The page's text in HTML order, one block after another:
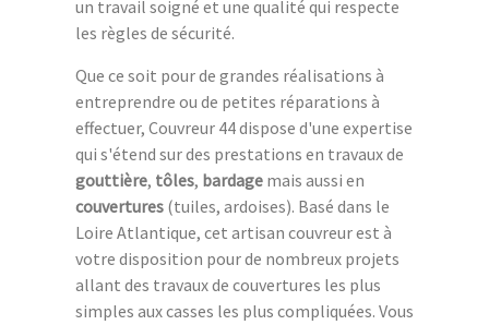
un travail soigné et une qualité qui respecte
les règles de sécurité.
Que ce soit pour de grandes réalisations à
entreprendre ou de petites réparations à
effectuer, Couvreur 44 dispose d'une expertise
qui s'étend sur des prestations en travaux de
gouttière, tôles, bardage mais aussi en
couvertures (tuiles, ardoises). Basé dans le
Loire Atlantique, cet artisan couvreur est à
votre disposition pour de nombreux projets
allant des travaux de couvertures les plus
simples aux casses les plus compliquées. Vous